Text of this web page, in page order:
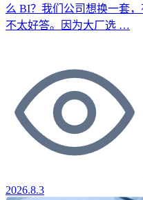
么 BI？我们公司想换一套
不太好答。因为大厂选 …
2026.8.3